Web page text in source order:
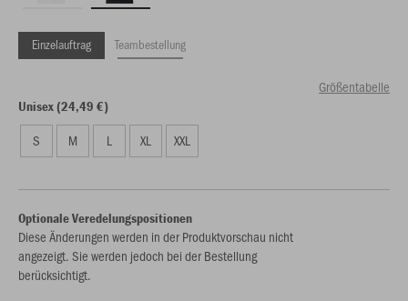
Einzelauftrag Teambestellung
Größentabelle
Unisex (24,49 €)
S M L XL XXL
Optionale Veredelungspositionen
Diese Änderungen werden in der Produktvorschau nicht
angezeigt. Sie werden jedoch bei der Bestellung
berücksichtigt.